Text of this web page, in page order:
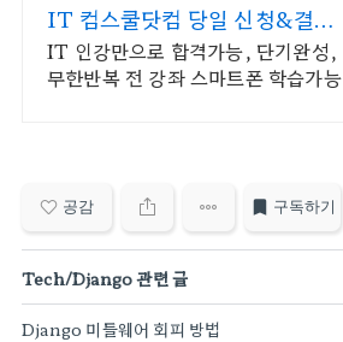
IT 컴스쿨닷컴 당일 신청&결제
시 기프티콘!
IT 인강만으로 합격가능, 단기완성,
무한반복 전 강좌 스마트폰 학습가능
공감 구독하기
Tech/Django 관련 글
Django 미들웨어 회피 방법